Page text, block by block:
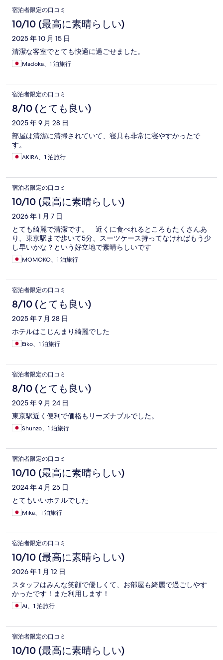
宿泊者限定の口コミ
10/10 (最高に素晴らしい)
2025 年 10 月 15 日
清潔な客室でとても快適に過ごせました。
Madoka、1 泊旅行
宿泊者限定の口コミ
8/10 (とても良い)
2025 年 9 月 28 日
部屋は清潔に清掃されていて、寝具も非常に寝やすかったで
す。
AKIRA、1 泊旅行
宿泊者限定の口コミ
10/10 (最高に素晴らしい)
2026 年 1 月 7 日
とても綺麗で清潔です。 近くに食べれるところもたくさんあ
り、東京駅まで歩いて5分、スーツケース持ってなければもう少
し早いかな？という好立地で素晴らしいです
MOMOKO、1 泊旅行
宿泊者限定の口コミ
8/10 (とても良い)
2025 年 7 月 28 日
ホテルはこじんまり綺麗でした
Eiko、1 泊旅行
宿泊者限定の口コミ
8/10 (とても良い)
2025 年 9 月 24 日
東京駅近く便利で価格もリーズナブルでした。
Shunzo、1 泊旅行
宿泊者限定の口コミ
10/10 (最高に素晴らしい)
2024 年 4 月 25 日
とてもいいホテルでした
Mika、1 泊旅行
宿泊者限定の口コミ
10/10 (最高に素晴らしい)
2026 年 1 月 12 日
スタッフはみんな笑顔で優しくて、お部屋も綺麗で過ごしやす
かったです！また利用します！
Ai、1 泊旅行
宿泊者限定の口コミ
10/10 (最高に素晴らしい)